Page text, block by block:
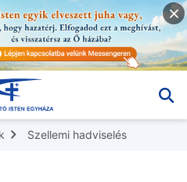
Szellemi hadviselés